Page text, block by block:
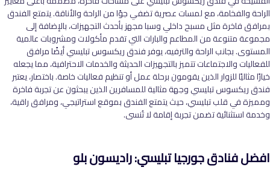
الراحة والفخامة، مع لمسات عصرية تضفي جوًا من الراحة والأناقة. يتمتع الفندق
بمرافق فاخرة مثل مسبح داخلي وسبا مجهز بأحدث التجهيزات، بالإضافة إلى
مجموعة متنوعة من المطاعم والبارات التي تقدم مأكولات ومشروبات عالمية
المستوى. بجانب الراحة والترفيه، يوفر فندق ريكسوس تبليسي أيضًا مرافق
للفعاليات والاجتماعات تتميز بالتجهيزات الحديثة والخدمات الاحترافية، مما يجعله
خيارًا مثاليًا للزوار الذين يقومون برحلة عمل أو تنظيم فعاليات خاصة. باختصار، يعتبر
فندق ريكسوس تبليسي وجهة مثالية للمسافرين الذين يبحثون عن تجربة فاخرة
ومميزة في قلب تبليسي، حيث يتمتع الفندق بموقع استراتيجي، ومرافق راقية،
وخدمة استثنائية تضمن تجربة إقامة لا تُنسى.
افضل فنادق جورجيا تبليسي:راديسون بلو